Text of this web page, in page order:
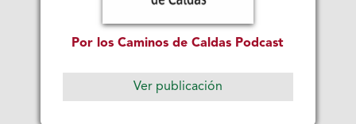
Por los Caminos de Caldas Podcast
Ver publicación